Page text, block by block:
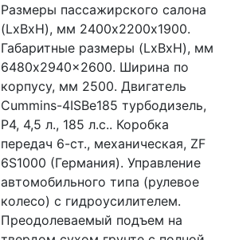
Размеры пассажирского салона
(LxBxH), мм 2400х2200х1900.
Габаритные размеры (LxBxH), мм
6480x2940x2600. Ширина по
корпусу, мм 2500. Двигатель
Cummins-4ISBe185 турбодизель,
Р4, 4,5 л., 185 л.с.. Коробка
передач 6-ст., механическая, ZF
6S1000 (Германия). Управление
автомобильного типа (рулевое
колесо) с гидроусилителем.
Преодолеваемый подъем на